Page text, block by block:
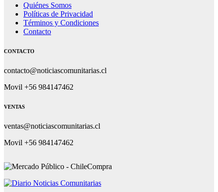
Quiénes Somos
Políticas de Privacidad
Términos y Condiciones
Contacto
CONTACTO
contacto@noticiascomunitarias.cl
Movil +56 984147462
VENTAS
ventas@noticiascomunitarias.cl
Movil +56 984147462